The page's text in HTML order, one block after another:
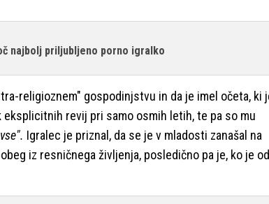
najbolj priljubljeno porno igralko
religioznem" gospodinjstvu in da je imel očeta, ki
revij pri samo osmih letih, te pa so mu
Igralec je priznal, da se je v mladosti zanašal na
iz resničnega življenja, posledično pa je, ko je